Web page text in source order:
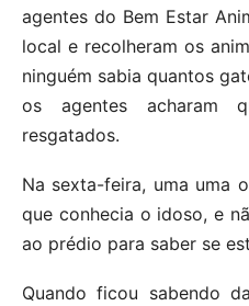
agentes do Bem Estar
local e recolheram os
ninguém sabia quantos
os agentes acharam
resgatados.
Na sexta-feira, uma uma
que conhecia o idoso, e
ao prédio para saber se
Quando ficou sabendo